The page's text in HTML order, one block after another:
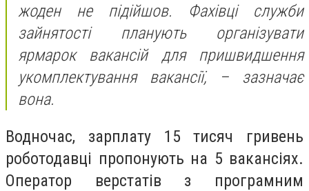
жоден не підійшов. Фахівці служби
зайнятості планують організувати
ярмарок вакансій для пришвидшення
укомплектування вакансії, – зазначає
вона.
Водночас, зарплату 15 тисяч гривень
роботодавці пропонують на 5 вакансіях.
Оператор верстатів з програмним